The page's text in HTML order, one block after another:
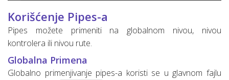
Korišćenje Pipes-a
Pipes možete primeniti na globalnom nivou, nivou
kontrolera ili nivou rute.
Globalna Primena
Globalno primenjivanje pipes-a koristi se u glavnom fajlu